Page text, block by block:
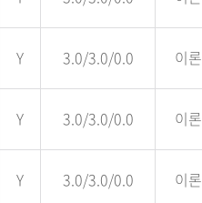
Y 3.0/3.0/0.0 이론
Y 3.0/3.0/0.0 이론
Y 3.0/3.0/0.0 이론